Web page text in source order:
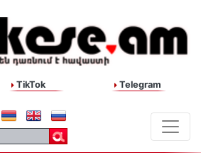
TikTok Telegram